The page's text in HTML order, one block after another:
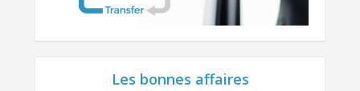
Les bonnes affaires